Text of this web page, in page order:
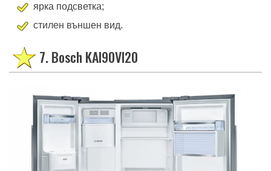
ярка подсветка;
стилен външен вид.
7. Bosch KAI90VI20